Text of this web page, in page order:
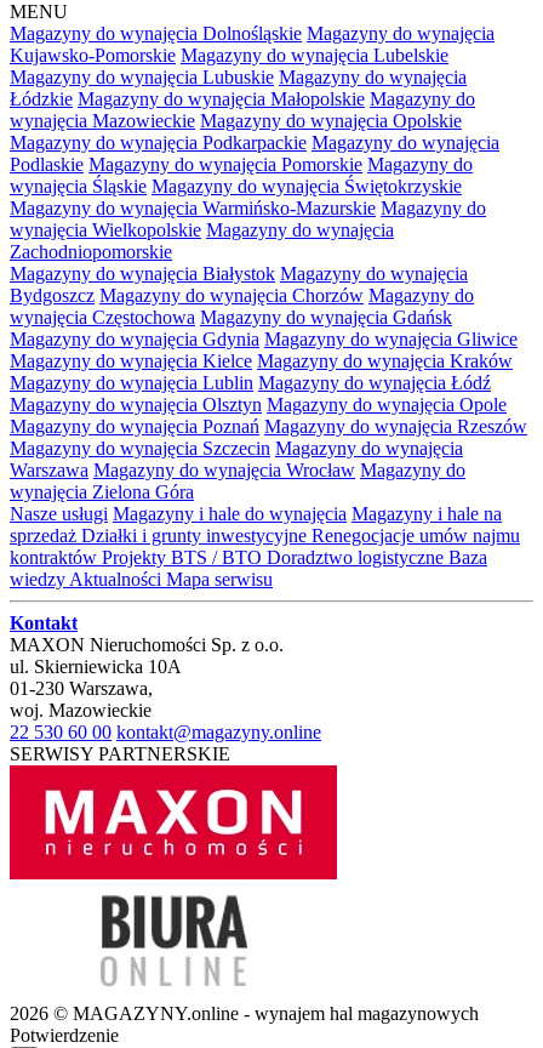
MENU
Magazyny do wynajęcia Dolnośląskie Magazyny do wynajęcia
Kujawsko-Pomorskie Magazyny do wynajęcia Lubelskie
Magazyny do wynajęcia Lubuskie Magazyny do wynajęcia
Łódzkie Magazyny do wynajęcia Małopolskie Magazyny do
wynajęcia Mazowieckie Magazyny do wynajęcia Opolskie
Magazyny do wynajęcia Podkarpackie Magazyny do wynajęcia
Podlaskie Magazyny do wynajęcia Pomorskie Magazyny do
wynajęcia Śląskie Magazyny do wynajęcia Świętokrzyskie
Magazyny do wynajęcia Warmińsko-Mazurskie Magazyny do
wynajęcia Wielkopolskie Magazyny do wynajęcia
Zachodniopomorskie
Magazyny do wynajęcia Białystok Magazyny do wynajęcia
Bydgoszcz Magazyny do wynajęcia Chorzów Magazyny do
wynajęcia Częstochowa Magazyny do wynajęcia Gdańsk
Magazyny do wynajęcia Gdynia Magazyny do wynajęcia Gliwice
Magazyny do wynajęcia Kielce Magazyny do wynajęcia Kraków
Magazyny do wynajęcia Lublin Magazyny do wynajęcia Łódź
Magazyny do wynajęcia Olsztyn Magazyny do wynajęcia Opole
Magazyny do wynajęcia Poznań Magazyny do wynajęcia Rzeszów
Magazyny do wynajęcia Szczecin Magazyny do wynajęcia
Warszawa Magazyny do wynajęcia Wrocław Magazyny do
wynajęcia Zielona Góra
Nasze usługi Magazyny i hale do wynajęcia Magazyny i hale na
sprzedaż Działki i grunty inwestycyjne Renegocjacje umów najmu
kontraktów Projekty BTS / BTO Doradztwo logistyczne Baza
wiedzy Aktualności Mapa serwisu
Kontakt
MAXON Nieruchomości Sp. z o.o.
ul. Skierniewicka 10A
01-230 Warszawa,
woj. Mazowieckie
22 530 60 00 kontakt@magazyny.online
SERWISY PARTNERSKIE
2026 © MAGAZYNY.online - wynajem hal magazynowych
Potwierdzenie